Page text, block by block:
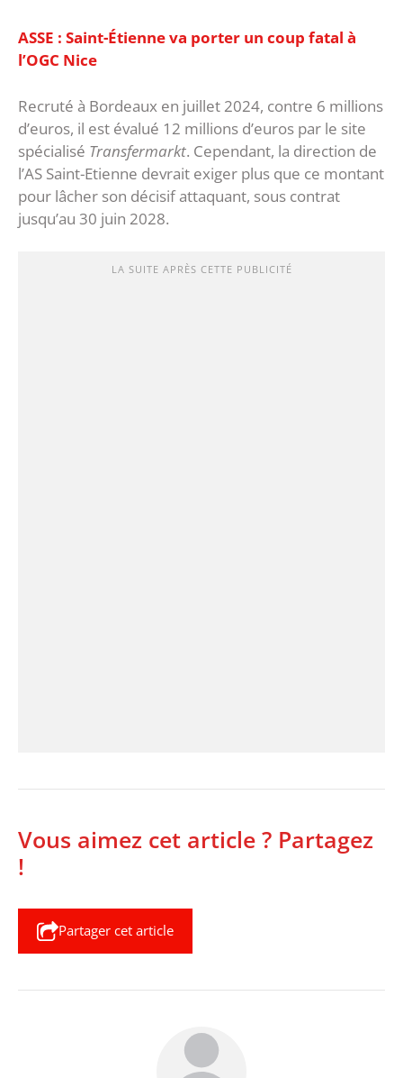
‎ASSE : Saint-Étienne va porter un coup fatal à
l’OGC Nice
Recruté à Bordeaux en juillet 2024, contre 6 millions
d’euros, il est évalué 12 millions d’euros par le site
spécialisé Transfermarkt. Cependant, la direction de
l’AS Saint-Etienne devrait exiger plus que ce montant
pour lâcher son décisif attaquant, sous contrat
jusqu’au 30 juin 2028.
LA SUITE APRÈS CETTE PUBLICITÉ
Vous aimez cet article ? Partagez
!
Partager cet article